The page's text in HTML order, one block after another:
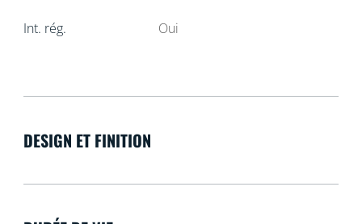
Int. rég. Oui
DESIGN ET FINITION